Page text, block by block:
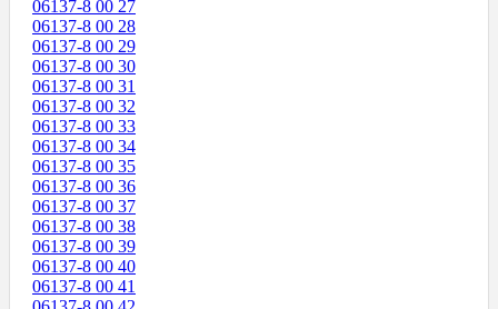
06137-8 00 27
06137-8 00 28
06137-8 00 29
06137-8 00 30
06137-8 00 31
06137-8 00 32
06137-8 00 33
06137-8 00 34
06137-8 00 35
06137-8 00 36
06137-8 00 37
06137-8 00 38
06137-8 00 39
06137-8 00 40
06137-8 00 41